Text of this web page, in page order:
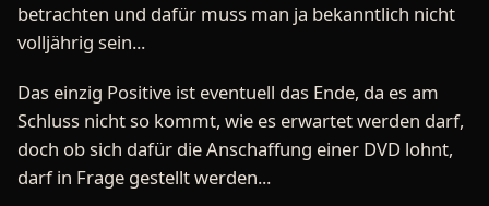
betrachten und dafür muss man ja bekanntlich nicht
volljährig sein...
Das einzig Positive ist eventuell das Ende, da es am
Schluss nicht so kommt, wie es erwartet werden darf,
doch ob sich dafür die Anschaffung einer DVD lohnt,
darf in Frage gestellt werden...